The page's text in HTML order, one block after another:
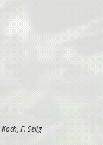
F. Selig